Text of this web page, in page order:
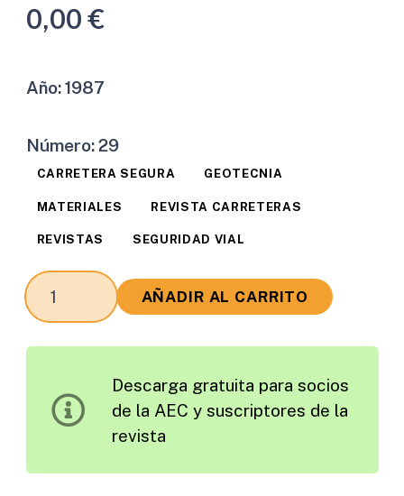
0,00€
Año:1987
Número:29
CARRETERA SEGURA GEOTECNIA
MATERIALES REVISTA CARRETERAS
REVISTAS SEGURIDAD VIAL
Revista
Carreteras
AÑADIR AL CARRITO
Descarga gratuita para socios
de la AEC y suscriptores de la
revista